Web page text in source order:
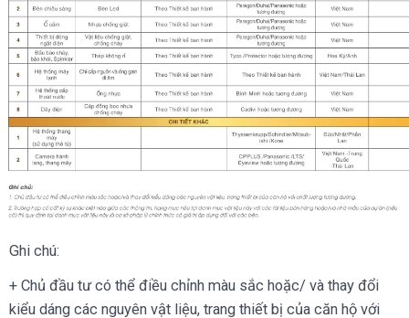
Ghi chú:
+ Chủ đầu tư có thể điều chỉnh màu sắc hoặc/ và thay đổi
kiểu dáng các nguyên vật liệu, trang thiết bị của căn hộ với